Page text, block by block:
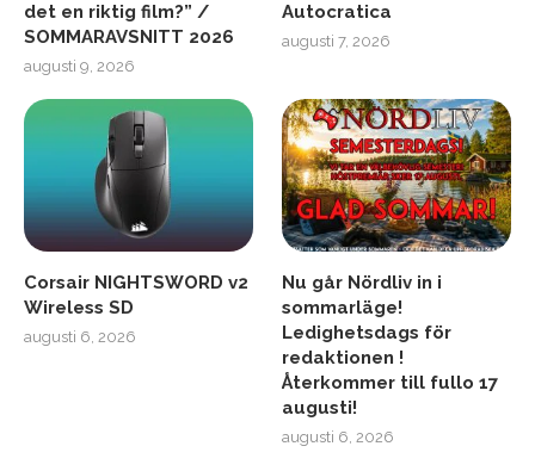
det en riktig film?” /
SOMMARAVSNITT 2026
augusti 9, 2026
Autocratica
augusti 7, 2026
Corsair NIGHTSWORD v2
Wireless SD
augusti 6, 2026
Nu går Nördliv in i
sommarläge!
Ledighetsdags för
redaktionen !
Återkommer till fullo 17
augusti!
augusti 6, 2026